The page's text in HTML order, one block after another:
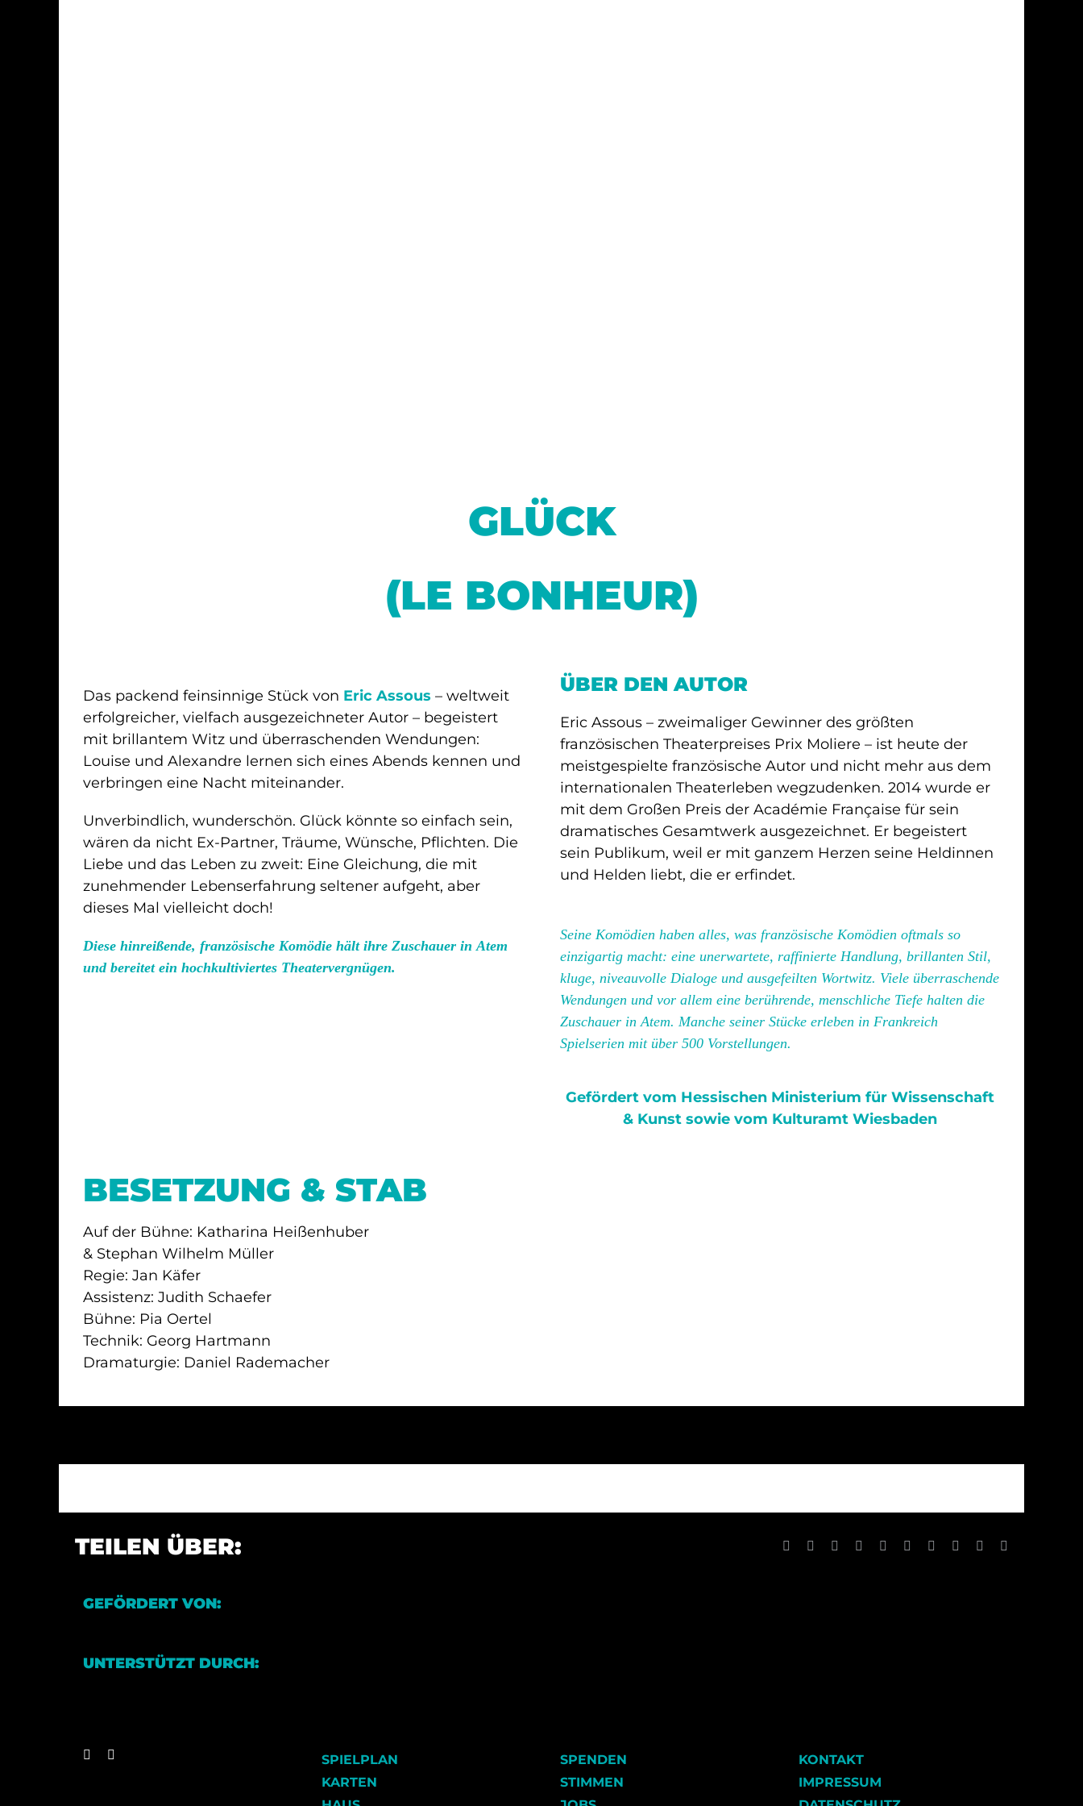
GLÜCK
(LE BONHEUR)
Das packend feinsinnige Stück von Eric Assous – weltweit
erfolgreicher, vielfach ausgezeichneter Autor – begeistert
mit brillantem Witz und überraschenden Wendungen:
Louise und Alexandre lernen sich eines Abends kennen und
verbringen eine Nacht miteinander.
Unverbindlich, wunderschön. Glück könnte so einfach sein,
wären da nicht Ex-Partner, Träume, Wünsche, Pflichten. Die
Liebe und das Leben zu zweit: Eine Gleichung, die mit
zunehmender Lebenserfahrung seltener aufgeht, aber
dieses Mal vielleicht doch!
Diese hinreißende, französische Komödie hält ihre Zuschauer in Atem
und bereitet ein hochkultiviertes Theatervergnügen.
ÜBER DEN AUTOR
Eric Assous – zweimaliger Gewinner des größten
französischen Theaterpreises Prix Moliere – ist heute der
meistgespielte französische Autor und nicht mehr aus dem
internationalen Theaterleben wegzudenken. 2014 wurde er
mit dem Großen Preis der Académie Française für sein
dramatisches Gesamtwerk ausgezeichnet. Er begeistert
sein Publikum, weil er mit ganzem Herzen seine Heldinnen
und Helden liebt, die er erfindet.
Seine Komödien haben alles, was französische Komödien oftmals so
einzigartig macht: eine unerwartete, raffinierte Handlung, brillanten Stil,
kluge, niveauvolle Dialoge und ausgefeilten Wortwitz. Viele überraschende
Wendungen und vor allem eine berührende, menschliche Tiefe halten die
Zuschauer in Atem. Manche seiner Stücke erleben in Frankreich
Spielserien mit über 500 Vorstellungen.
Gefördert vom Hessischen Ministerium für Wissenschaft
& Kunst sowie vom Kulturamt Wiesbaden
BESETZUNG & STAB
Auf der Bühne: Katharina Heißenhuber
& Stephan Wilhelm Müller
Regie: Jan Käfer
Assistenz: Judith Schaefer
Bühne: Pia Oertel
Technik: Georg Hartmann
Dramaturgie: Daniel Rademacher
TEILEN ÜBER: Facebook Reddit LinkedInWhatsApp
TumblrPinterest Xing
GEFÖRDERT VON:
UNTERSTÜTZT DURCH:
SPIELPLAN
KARTEN
SPENDEN
STIMMEN
KONTAKT
IMPRESSUM